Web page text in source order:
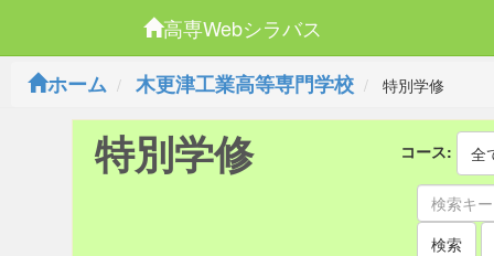
高専Webシラバス
ホーム
木更津工業高等専門学校 特別学修
特別学修 コース: 全
検索